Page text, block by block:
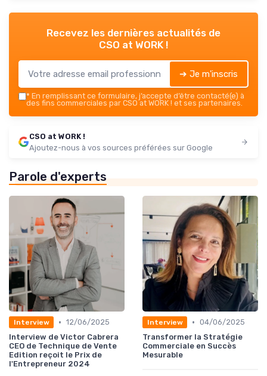
Recevez les dernières actualités de
CSO at WORK !
➔ Je m'inscris
* En remplissant ce formulaire, j’accepte d’être contacté(e) à
des fins commerciales par CSO at WORK ! et ses partenaires.
CSO at WORK !
Ajoutez-nous à vos sources préférées sur Google
Parole d'experts
Interview • 12/06/2025
Interview de Victor Cabrera
CEO de Technique de Vente
Edition reçoit le Prix de
l'Entrepreneur 2024
Interview • 04/06/2025
Transformer la Stratégie
Commerciale en Succès
Mesurable